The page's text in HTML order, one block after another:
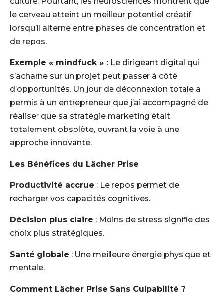
le cerveau atteint un meilleur potentiel créatif
lorsqu’il alterne entre phases de concentration et
de repos.
Exemple « mindfuck » : Le dirigeant digital qui
s’acharne sur un projet peut passer à côté
d’opportunités. Un jour de déconnexion totale a
permis à un entrepreneur que j’ai accompagné de
réaliser que sa stratégie marketing était
totalement obsolète, ouvrant la voie à une
approche innovante.
Les Bénéfices du Lâcher Prise
Productivité accrue : Le repos permet de
recharger vos capacités cognitives.
Décision plus claire : Moins de stress signifie des
choix plus stratégiques.
Santé globale : Une meilleure énergie physique et
mentale.
Comment Lâcher Prise Sans Culpabilité ?